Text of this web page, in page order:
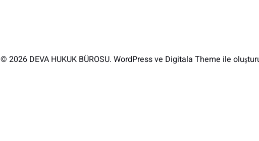
© 2026 DEVA HUKUK BÜROSU. WordPress ve Digitala Theme ile